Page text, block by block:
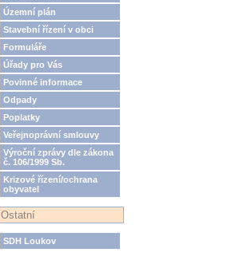
Územní plán
Stavební řízení v obci
Formuláře
Úřady pro Vás
Povinné informace
Odpady
Poplatky
Veřejnoprávní smlouvy
Výroční zprávy dle zákona
č. 106/1999 Sb.
Krizové řízení/ochrana
obyvatel
Ostatní
SDH Loukov